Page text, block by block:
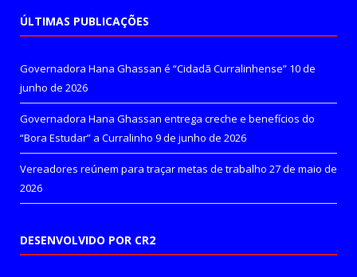
ÚLTIMAS PUBLICAÇÕES
Governadora Hana Ghassan é “Cidadã Curralinhense” 10 de
junho de 2026
Governadora Hana Ghassan entrega creche e benefícios do
“Bora Estudar” a Curralinho 9 de junho de 2026
Vereadores reúnem para traçar metas de trabalho 27 de maio de
2026
DESENVOLVIDO POR CR2